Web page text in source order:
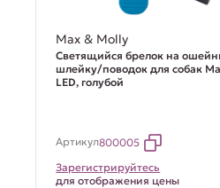
Max & Molly
Светящийся брелок на
шлейку/поводок для собак
LED, голубой
Артикул800005
Зарегистрируйтесь
для отображения цены